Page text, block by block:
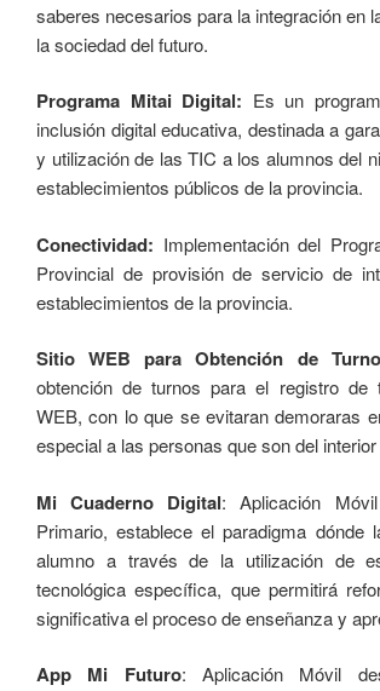
saberes necesarios para la integración en
la sociedad del futuro.
Programa Mitai Digital: Es un
inclusión digital educativa, destinada a
y utilización de las TIC a los alumnos del
establecimientos públicos de la provincia.
Conectividad: Implementación del
Provincial de provisión de servicio de
establecimientos de la provincia.
Sitio WEB para Obtención de
obtención de turnos para el registro de
WEB, con lo que se evitaran demoraras
especial a las personas que son del
Mi Cuaderno Digital: Aplicación
Primario, establece el paradigma dónde
alumno a través de la utilización de
tecnológica específica, que permitirá
significativa el proceso de enseñanza y
App Mi Futuro: Aplicación Móvil